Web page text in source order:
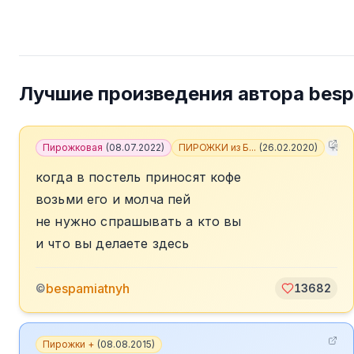
Лучшие произведения автора
Пирожковая (08.07.2022) ПИРОЖКИ из Б... (26.02.2020) +5
когда в постель приносят кофе
возьми его и молча пей
не нужно спрашывать а кто вы
и что вы делаете здесь
©bespamiatnyh 13682
Пирожки + (08.08.2015)